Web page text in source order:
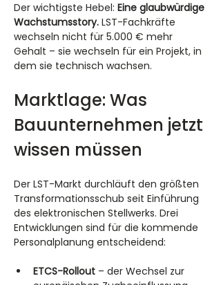
Der wichtigste Hebel: Eine glaubwürdige
Wachstumsstory. LST-Fachkräfte
wechseln nicht für 5.000 € mehr
Gehalt – sie wechseln für ein Projekt, in
dem sie technisch wachsen.
Marktlage: Was
Bauunternehmen jetzt
wissen müssen
Der LST-Markt durchläuft den größten
Transformationsschub seit Einführung
des elektronischen Stellwerks. Drei
Entwicklungen sind für die kommende
Personalplanung entscheidend:
ETCS-Rollout – der Wechsel zur